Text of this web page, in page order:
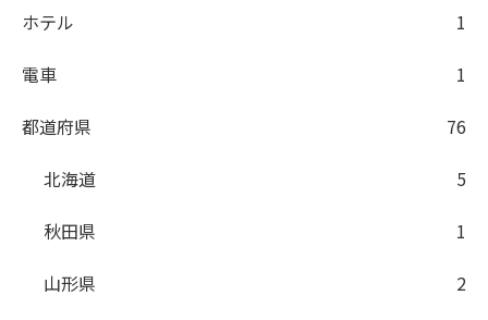
ホテル
1
電車
1
都道府県
76
北海道
5
秋田県
1
山形県
2